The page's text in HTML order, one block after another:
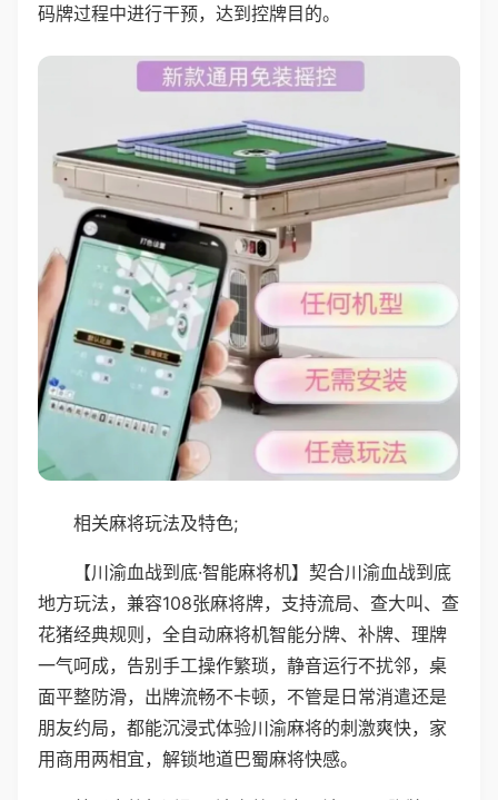
码牌过程中进行干预，达到控牌目的。
相关麻将玩法及特色;
【川渝血战到底·智能麻将机】契合川渝血战到底
地方玩法，兼容108张麻将牌，支持流局、查大叫、查
花猪经典规则，全自动麻将机智能分牌、补牌、理牌
一气呵成，告别手工操作繁琐，静音运行不扰邻，桌
面平整防滑，出牌流畅不卡顿，不管是日常消遣还是
朋友约局，都能沉浸式体验川渝麻将的刺激爽快，家
用商用两相宜，解锁地道巴蜀麻将快感。